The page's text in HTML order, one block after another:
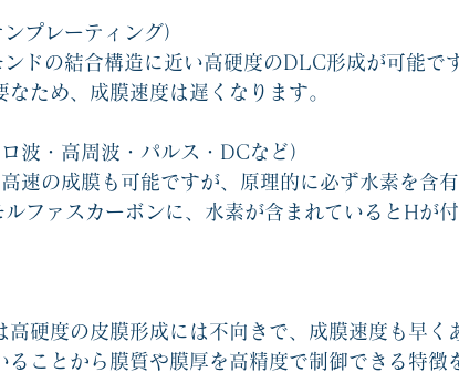
プレーティング）
ドの結合構造に近い高硬度のDLC形成が可能で
ため、成膜速度は遅くなります。
波・高周波・パルス・DCなど）
速の成膜も可能ですが、原理的に必ず水素を含
ファスカーボンに、水素が含まれているとHが
硬度の皮膜形成には不向きで、成膜速度も早く
ることから膜質や膜厚を高精度で制御できる特徴